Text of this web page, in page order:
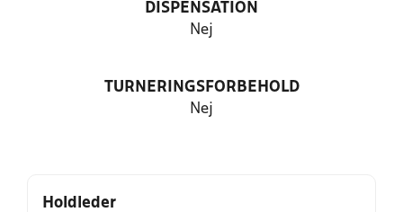
DISPENSATION
Nej
TURNERINGSFORBEHOLD
Nej
Holdleder